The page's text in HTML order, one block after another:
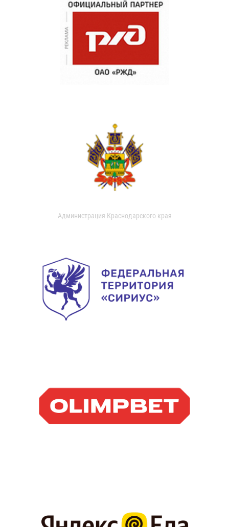
Администрация Краснодарского края